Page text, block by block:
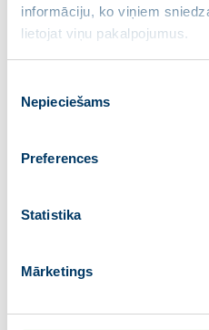
informāciju, ko viņiem
lietojat viņu pakalpojumus.
izvēle
Nepieciešams
Preferences
Statistika
Mārketings